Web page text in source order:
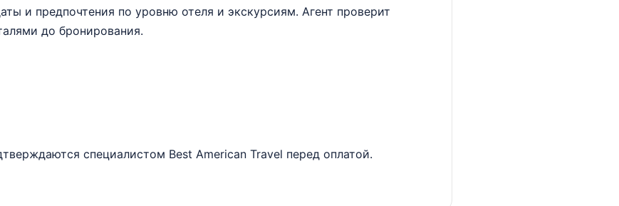
и предпочтения по уровню отеля и экскурсиям. Агент проверит
до бронирования.
специалистом Best American Travel перед оплатой.